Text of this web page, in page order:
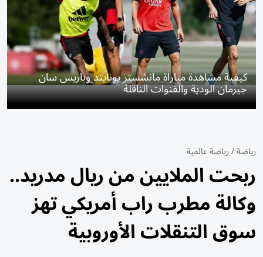
كيفية مشاهدة مباراة مانشستر يونايتد وباريس سان
جيرمان الودية والقنوات الناقلة
رياضة/رياضة عالمية
ربحت الملايين من ريال مدريد..
وكالة مطرب راب أمريكي تهز
سوق التنقلات الأوروبية